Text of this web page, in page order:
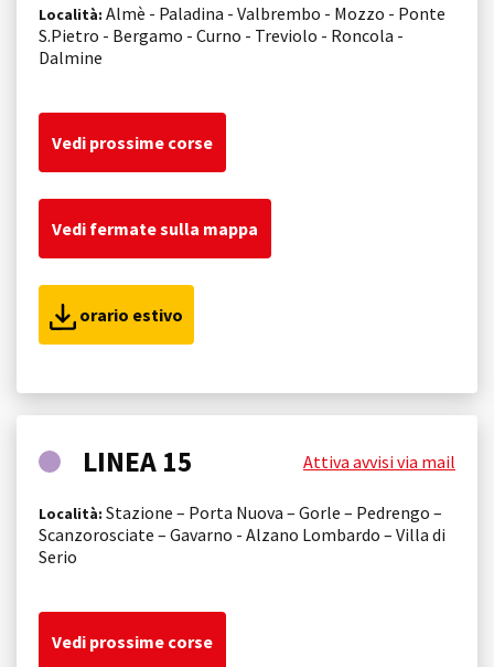
Località: Almè - Paladina - Valbrembo - Mozzo - Ponte
S.Pietro - Bergamo - Curno - Treviolo - Roncola -
Dalmine
Vedi prossime corse
Vedi fermate sulla mappa
orario estivo
LINEA 15 Attiva avvisi via mail
Località: Stazione – Porta Nuova – Gorle – Pedrengo –
Scanzorosciate – Gavarno - Alzano Lombardo – Villa di
Serio
Vedi prossime corse